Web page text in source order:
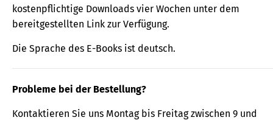
kostenpflichtige Downloads vier Wochen unter dem
bereitgestellten Link zur Verfügung.
Die Sprache des E-Books ist deutsch.
Probleme bei der Bestellung?
Kontaktieren Sie uns Montag bis Freitag zwischen 9 und